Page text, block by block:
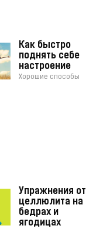
Как быстро
поднять себе
настроение
Хорошие способы
Упражнения от
целлюлита на
бедрах и
ягодицах